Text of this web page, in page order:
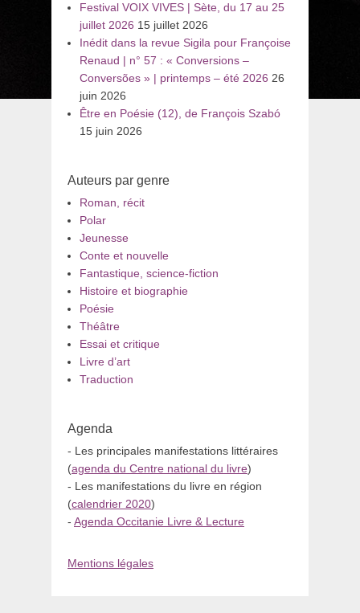
Festival VOIX VIVES | Sète, du 17 au 25
juillet 2026 15 juillet 2026
Inédit dans la revue Sigila pour Françoise
Renaud | n° 57 : « Conversions –
Conversões » | printemps – été 2026 26
juin 2026
Être en Poésie (12), de François Szabó
15 juin 2026
Auteurs par genre
Roman, récit
Polar
Jeunesse
Conte et nouvelle
Fantastique, science-fiction
Histoire et biographie
Poésie
Théâtre
Essai et critique
Livre d’art
Traduction
Agenda
- Les principales manifestations littéraires
(agenda du Centre national du livre)
- Les manifestations du livre en région
(calendrier 2020)
- Agenda Occitanie Livre & Lecture
Mentions légales